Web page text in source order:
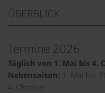
ÜBERBLICK
Termine 2026
Täglich von 1. Mai bis 4.
Nebensaison: 1. Mai bis
4. Oktober